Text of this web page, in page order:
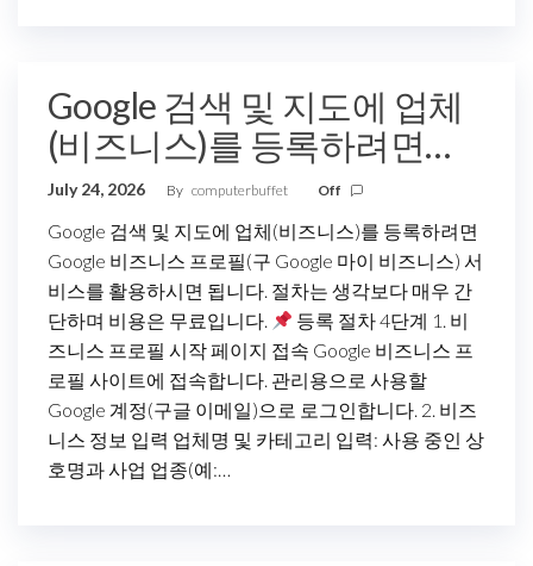
Google 검색 및 지도에 업체
(비즈니스)를 등록하려면…
July 24, 2026 By computerbuffet Off
Google 검색 및 지도에 업체(비즈니스)를 등록하려면
Google 비즈니스 프로필(구 Google 마이 비즈니스) 서
비스를 활용하시면 됩니다. 절차는 생각보다 매우 간
단하며 비용은 무료입니다.
등록 절차 4단계 1. 비
즈니스 프로필 시작 페이지 접속 Google 비즈니스 프
로필 사이트에 접속합니다. 관리용으로 사용할
Google 계정(구글 이메일)으로 로그인합니다. 2. 비즈
니스 정보 입력 업체명 및 카테고리 입력: 사용 중인 상
호명과 사업 업종(예:…